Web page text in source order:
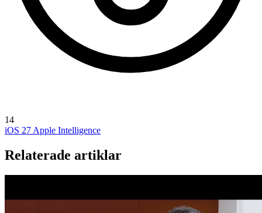
14
iOS 27 Apple Intelligence
Relaterade artiklar